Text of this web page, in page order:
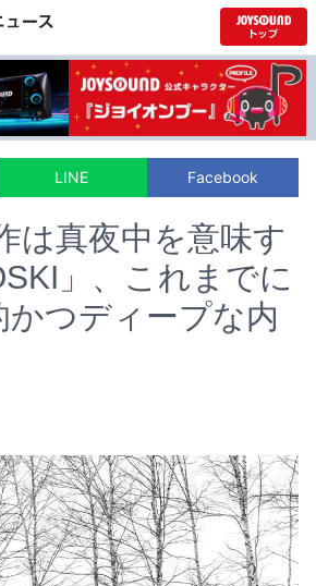
LINE Facebook
は真夜中を意味す
」、これまでに
かつディープな内